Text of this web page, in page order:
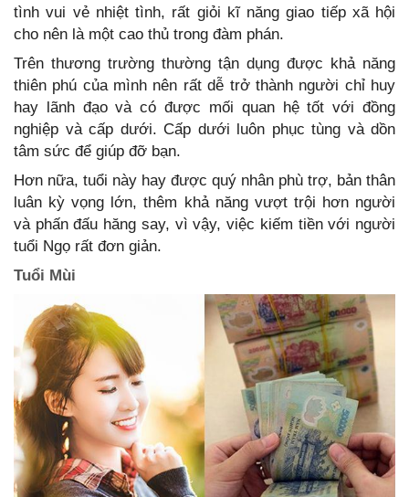
tình vui vẻ nhiệt tình, rất giỏi kĩ năng giao tiếp xã hội
cho nên là một cao thủ trong đàm phán.
Trên thương trường thường tận dụng được khả năng
thiên phú của mình nên rất dễ trở thành người chỉ huy
hay lãnh đạo và có được mối quan hệ tốt với đồng
nghiệp và cấp dưới. Cấp dưới luôn phục tùng và dồn
tâm sức để giúp đỡ bạn.
Hơn nữa, tuổi này hay được quý nhân phù trợ, bản thân
luân kỳ vọng lớn, thêm khả năng vượt trội hơn người
và phấn đấu hăng say, vì vậy, việc kiếm tiền với người
tuổi Ngọ rất đơn giản.
Tuổi Mùi